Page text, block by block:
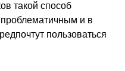
такой способ
проблематичным и в
пользоваться